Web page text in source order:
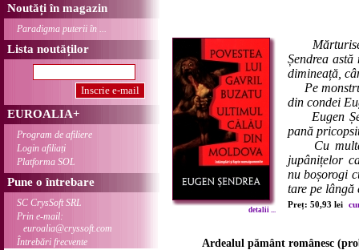
Noutăți în magazin
Paradigma puterii în ...
Lista noutăților
EUROALIA+
Program de afiliere
Login afiliați
Platforma SOL
Pune o întrebare
SC CrysSoft SRL
Prin e-mail:
euroalia@cryssoft.com
Întrebări frecvente
detalii ...
Șendrea
dimineață,
Pe
din condei
Eugen
pană
Cu multă
jupânițelor
nu boșorogi
tare pe lângă
Preț: 50,93 lei
Ardealul pământ românesc